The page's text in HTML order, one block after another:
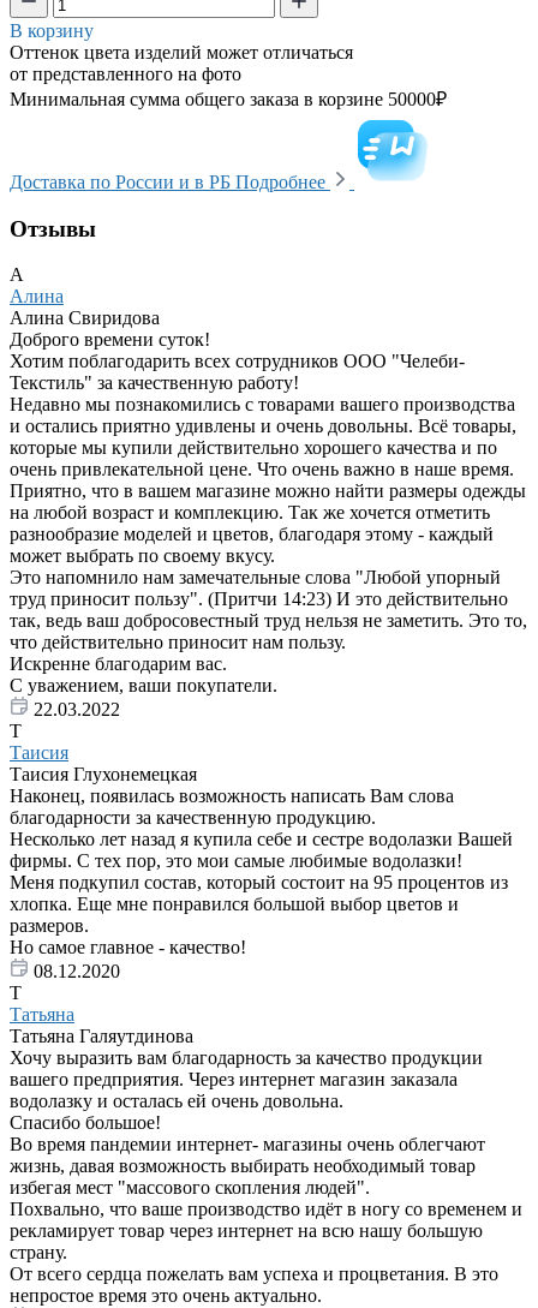
В корзину
Оттенок цвета изделий может отличаться
от представленного на фото
Минимальная сумма общего заказа в корзине 50000₽
Доставка по России и в РБ Подробнее
Отзывы
А
Алина
Алина Свиридова
Доброго времени суток!
Хотим поблагодарить всех сотрудников ООО "Челеби-
Текстиль" за качественную работу!
Недавно мы познакомились с товарами вашего производства
и остались приятно удивлены и очень довольны. Всё товары,
которые мы купили действительно хорошего качества и по
очень привлекательной цене. Что очень важно в наше время.
Приятно, что в вашем магазине можно найти размеры одежды
на любой возраст и комплекцию. Так же хочется отметить
разнообразие моделей и цветов, благодаря этому - каждый
может выбрать по своему вкусу.
Это напомнило нам замечательные слова "Любой упорный
труд приносит пользу". (Притчи 14:23) И это действительно
так, ведь ваш добросовестный труд нельзя не заметить. Это то,
что действительно приносит нам пользу.
Искренне благодарим вас.
С уважением, ваши покупатели.
22.03.2022
Т
Таисия
Таисия Глухонемецкая
Наконец, появилась возможность написать Вам слова
благодарности за качественную продукцию.
Несколько лет назад я купила себе и сестре водолазки Вашей
фирмы. С тех пор, это мои самые любимые водолазки!
Меня подкупил состав, который состоит на 95 процентов из
хлопка. Еще мне понравился большой выбор цветов и
размеров.
Но самое главное - качество!
08.12.2020
Т
Татьяна
Татьяна Галяутдинова
Хочу выразить вам благодарность за качество продукции
вашего предприятия. Через интернет магазин заказала
водолазку и осталась ей очень довольна.
Спасибо большое!
Во время пандемии интернет- магазины очень облегчают
жизнь, давая возможность выбирать необходимый товар
избегая мест "массового скопления людей".
Похвально, что ваше производство идёт в ногу со временем и
рекламирует товар через интернет на всю нашу большую
страну.
От всего сердца пожелать вам успеха и процветания. В это
непростое время это очень актуально.